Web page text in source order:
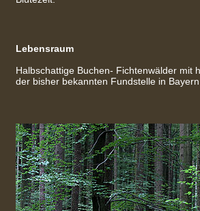
Lebensraum
Halbschattige Buchen- Fichtenwälder mit
der bisher bekannten Fundstelle in